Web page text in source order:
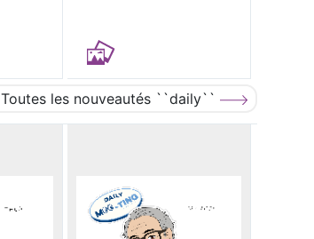
Toutes les nouveautés ``daily``